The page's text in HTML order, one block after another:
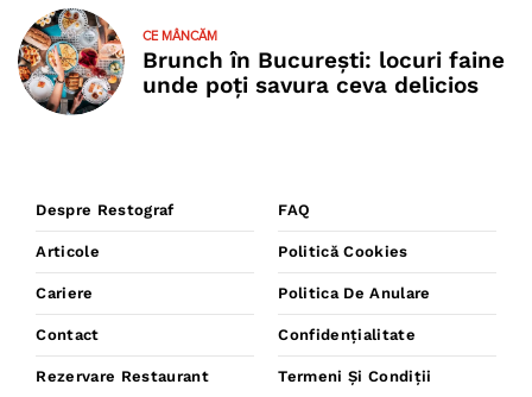
CE MÂNCĂM
Brunch în București: locuri faine
unde poţi savura ceva delicios
Despre Restograf
Articole
Cariere
Contact
Rezervare Restaurant
FAQ
Politică Cookies
Politica De Anulare
Confidențialitate
Termeni Și Condiții